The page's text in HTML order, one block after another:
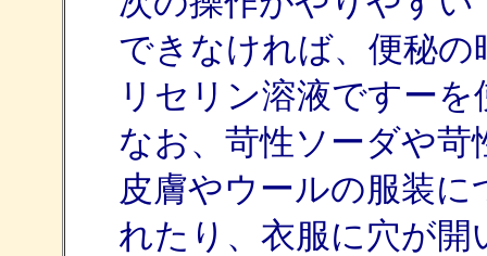
できなければ、便秘
リセリン溶液ですーを
なお、苛性ソーダや
皮膚やウールの服装
れたり、衣服に穴が